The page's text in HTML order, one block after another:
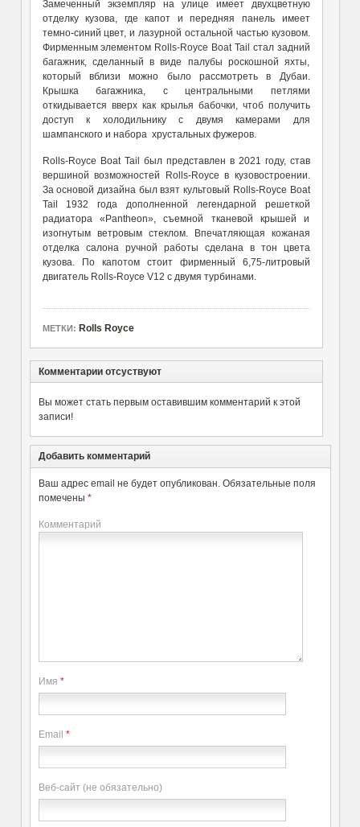
Замеченный экземпляр на улице имеет двухцветную
отделку кузова, где капот и передняя панель имеет
темно-синий цвет, и лазурной остальной частью кузовом.
Фирменным элементом Rolls-Royce Boat Tail стал задний
багажник, сделанный в виде палубы роскошной яхты,
который вблизи можно было рассмотреть в Дубаи.
Крышка багажника, с центральными петлями
откидывается вверх как крылья бабочки, чтоб получить
доступ к холодильнику с двумя камерами для
шампанского и набора хрустальных фужеров.
Rolls-Royce Boat Tail был представлен в 2021 году, став
вершиной возможностей Rolls-Royce в кузовостроении.
За основой дизайна был взят культовый Rolls-Royce Boat
Tail 1932 года дополненной легендарной решеткой
радиатора «Pantheon», съемной тканевой крышей и
изогнутым ветровым стеклом. Впечатляющая кожаная
отделка салона ручной работы сделана в тон цвета
кузова. По капотом стоит фирменный 6,75-литровый
двигатель Rolls-Royce V12 с двумя турбинами.
МЕТКИ: Rolls Royce
Комментарии отсуствуют
Вы может стать первым оставившим комментарий к этой
записи!
Добавить комментарий
Ваш адрес email не будет опубликован. Обязательные поля
помечены *
Комментарий
Имя *
Email *
Веб-сайт (не обязательно)